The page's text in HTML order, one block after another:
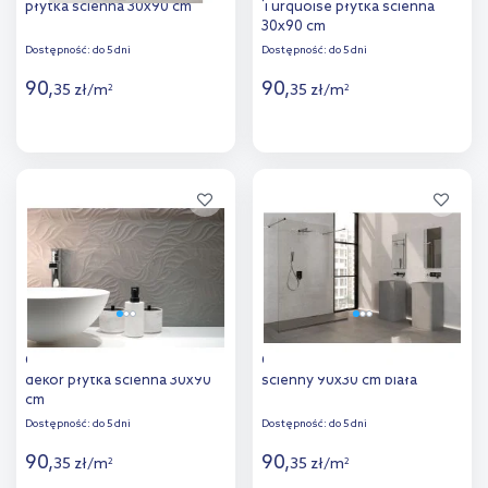
płytka ścienna 30x90 cm
Dostępność: do 5 dni
90,35 zł/m2
porównania
Turquoise płytka ścienna
30x90 cm
Dostępność: do 5 dni
90,35 zł/m2
porównania
Cifre Group Artech Greige
dekor płytka ścienna 30x90
cm
Dostępność: do 5 dni
90,35 zł/m2
Cifre Group Artech dekor
ścienny 90x30 cm biała
Dostępność: do 5 dni
90,35 zł/m2